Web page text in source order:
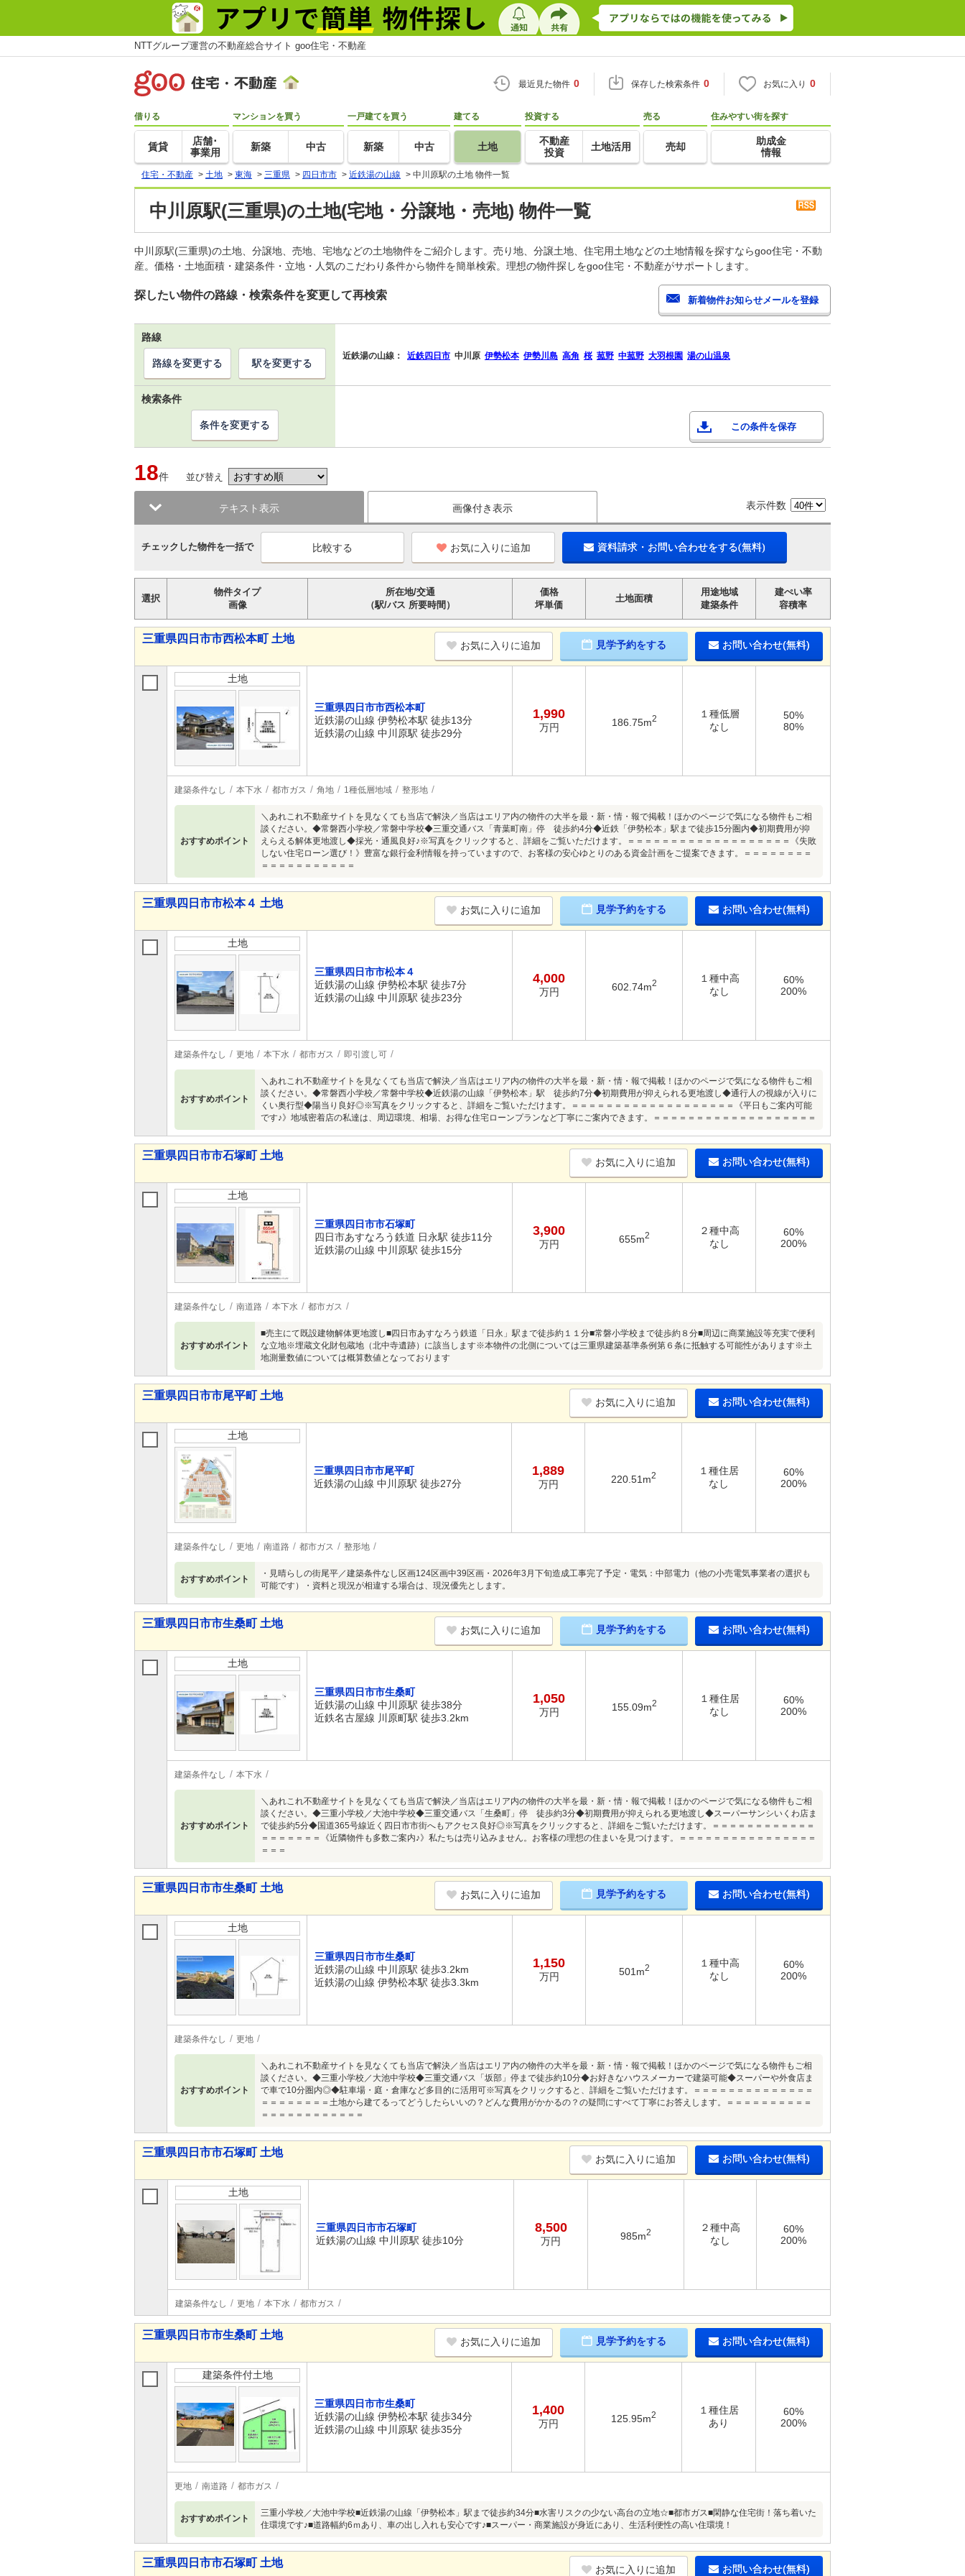
NTTグループ運営の不動産総合サイト goo住宅・不動産
最近見た物件 0 保存した検索条件 0 お気に入り 0
借りる
賃貸
店舗･
事業用
マンションを買う
新築 中古
一戸建てを買う
新築 中古
建てる
土地
投資する
不動産
投資
土地活用
売る
売却
住みやすい街を探す
助成金
情報
住宅・不動産 > 土地 > 東海 > 三重県 > 四日市市 > 近鉄湯の山線 > 中川原駅の土地 物件一覧
中川原駅(三重県)の土地(宅地・分譲地・売地) 物件一覧
中川原駅(三重県)の土地、分譲地、売地、宅地などの土地物件をご紹介します。売り地、分譲土地、住宅用土地などの土地情報を探すならgoo住宅・不動
産。価格・土地面積・建築条件・立地・人気のこだわり条件から物件を簡単検索。理想の物件探しをgoo住宅・不動産がサポートします。
探したい物件の路線・検索条件を変更して再検索
路線
近鉄湯の山線： 近鉄四日市 中川原 伊勢松本 伊勢川島 高角 桜 菰野 中菰野 大羽根園 湯の山温泉
路線を変更する 駅を変更する
検索条件
この条件を保存
条件を変更する
18件 並び替え
テキスト表示 画像付き表示 表示件数
チェックした物件を一括で お気に入りに追加 資料請求・お問い合わせをする(無料)
選択
物件タイプ
画像
所在地/交通
（駅/バス 所要時間）
価格
坪単価
土地面積
用途地域
建築条件
建ぺい率
容積率
三重県四日市市西松本町 土地
お気に入りに追加 見学予約をする お問い合わせ(無料)
土地
三重県四日市市西松本町
近鉄湯の山線 伊勢松本駅 徒歩13分
近鉄湯の山線 中川原駅 徒歩29分
1,990
万円 186.75m2
１種低層
なし
50%
80%
建築条件なし 本下水 都市ガス 角地 1種低層地域 整形地
おすすめポイント
＼あれこれ不動産サイトを見なくても当店で解決／当店はエリア内の物件の大半を最・新・情・報で掲載！ほかのページで気になる物件もご相
談ください。◆常磐西小学校／常磐中学校◆三重交通バス「青葉町南」停 徒歩約4分◆近鉄「伊勢松本」駅まで徒歩15分圏内◆初期費用が抑
えらえる解体更地渡し◆採光・通風良好♪※写真をクリックすると、詳細をご覧いただけます。＝＝＝＝＝＝＝＝＝＝＝＝＝＝＝＝＝＝＝《失敗
しない住宅ローン選び！》豊富な銀行金利情報を持っていますので、お客様の安心ゆとりのある資金計画をご提案できます。＝＝＝＝＝＝＝＝
＝＝＝＝＝＝＝＝＝＝＝
三重県四日市市松本４ 土地
お気に入りに追加 見学予約をする お問い合わせ(無料)
土地
三重県四日市市松本４
近鉄湯の山線 伊勢松本駅 徒歩7分
近鉄湯の山線 中川原駅 徒歩23分
4,000
万円 602.74m2
１種中高
なし
60%
200%
建築条件なし 更地 本下水 都市ガス 即引渡し可
おすすめポイント
＼あれこれ不動産サイトを見なくても当店で解決／当店はエリア内の物件の大半を最・新・情・報で掲載！ほかのページで気になる物件もご相
談ください。◆常磐西小学校／常磐中学校◆近鉄湯の山線「伊勢松本」駅 徒歩約7分◆初期費用が抑えられる更地渡し◆通行人の視線が入りに
くい奥行型◆陽当り良好◎※写真をクリックすると、詳細をご覧いただけます。＝＝＝＝＝＝＝＝＝＝＝＝＝＝＝＝＝＝＝《平日もご案内可能
です♪》地域密着店の私達は、周辺環境、相場、お得な住宅ローンプランなど丁寧にご案内できます。＝＝＝＝＝＝＝＝＝＝＝＝＝＝＝＝＝＝＝
三重県四日市市石塚町 土地
お気に入りに追加 お問い合わせ(無料)
土地
三重県四日市市石塚町
四日市あすなろう鉄道 日永駅 徒歩11分
近鉄湯の山線 中川原駅 徒歩15分
3,900
万円 655m2
２種中高
なし
60%
200%
建築条件なし 南道路 本下水 都市ガス
おすすめポイント
■売主にて既設建物解体更地渡し■四日市あすなろう鉄道「日永」駅まで徒歩約１１分■常磐小学校まで徒歩約８分■周辺に商業施設等充実で便利
な立地※埋蔵文化財包蔵地（北中寺遺跡）に該当します※本物件の北側については三重県建築基準条例第６条に抵触する可能性があります※土
地測量数値については概算数値となっております
三重県四日市市尾平町 土地
お気に入りに追加 お問い合わせ(無料)
土地
三重県四日市市尾平町
近鉄湯の山線 中川原駅 徒歩27分
1,889
万円 220.51m2
１種住居
なし
60%
200%
建築条件なし 更地 南道路 都市ガス 整形地
おすすめポイント
・見晴らしの街尾平／建築条件なし区画124区画中39区画・2026年3月下旬造成工事完了予定・電気：中部電力（他の小売電気事業者の選択も
可能です）・資料と現況が相違する場合は、現況優先とします。
三重県四日市市生桑町 土地
お気に入りに追加 見学予約をする お問い合わせ(無料)
土地
三重県四日市市生桑町
近鉄湯の山線 中川原駅 徒歩38分
近鉄名古屋線 川原町駅 徒歩3.2km
1,050
万円 155.09m2
１種住居
なし
60%
200%
建築条件なし 本下水
おすすめポイント
＼あれこれ不動産サイトを見なくても当店で解決／当店はエリア内の物件の大半を最・新・情・報で掲載！ほかのページで気になる物件もご相
談ください。◆三重小学校／大池中学校◆三重交通バス「生桑町」停 徒歩約3分◆初期費用が抑えられる更地渡し◆スーパーサンシいくわ店ま
で徒歩約5分◆国道365号線近く四日市市街へもアクセス良好◎※写真をクリックすると、詳細をご覧いただけます。＝＝＝＝＝＝＝＝＝＝＝＝
＝＝＝＝＝＝＝《近隣物件も多数ご案内♪》私たちは売り込みません。お客様の理想の住まいを見つけます。＝＝＝＝＝＝＝＝＝＝＝＝＝＝＝＝
＝＝＝
三重県四日市市生桑町 土地
お気に入りに追加 見学予約をする お問い合わせ(無料)
土地
三重県四日市市生桑町
近鉄湯の山線 中川原駅 徒歩3.2km
近鉄湯の山線 伊勢松本駅 徒歩3.3km
1,150
万円 501m2
１種中高
なし
60%
200%
建築条件なし 更地
おすすめポイント
＼あれこれ不動産サイトを見なくても当店で解決／当店はエリア内の物件の大半を最・新・情・報で掲載！ほかのページで気になる物件もご相
談ください。◆三重小学校／大池中学校◆三重交通バス「坂部」停まで徒歩約10分◆お好きなハウスメーカーで建築可能◆スーパーや外食店ま
で車で10分圏内◎◆駐車場・庭・倉庫など多目的に活用可※写真をクリックすると、詳細をご覧いただけます。＝＝＝＝＝＝＝＝＝＝＝＝＝＝
＝＝＝＝＝＝＝＝土地から建てるってどうしたらいいの？どんな費用がかかるの？の疑問にすべて丁寧にお答えします。＝＝＝＝＝＝＝＝＝＝
＝＝＝＝＝＝＝＝＝＝＝＝
三重県四日市市石塚町 土地
お気に入りに追加 お問い合わせ(無料)
土地
三重県四日市市石塚町
近鉄湯の山線 中川原駅 徒歩10分
8,500
万円 985m2
２種中高
なし
60%
200%
建築条件なし 更地 本下水 都市ガス
三重県四日市市生桑町 土地
お気に入りに追加 見学予約をする お問い合わせ(無料)
建築条件付土地
三重県四日市市生桑町
近鉄湯の山線 伊勢松本駅 徒歩34分
近鉄湯の山線 中川原駅 徒歩35分
1,400
万円 125.95m2
１種住居
あり
60%
200%
更地 南道路 都市ガス
おすすめポイント
三重小学校／大池中学校■近鉄湯の山線「伊勢松本」駅まで徒歩約34分■水害リスクの少ない高台の立地☆■都市ガス■閑静な住宅街！落ち着いた
住環境です♪■道路幅約6ｍあり、車の出し入れも安心です♪■スーパー・商業施設が身近にあり、生活利便性の高い住環境！
三重県四日市市石塚町 土地
お気に入りに追加 お問い合わせ(無料)